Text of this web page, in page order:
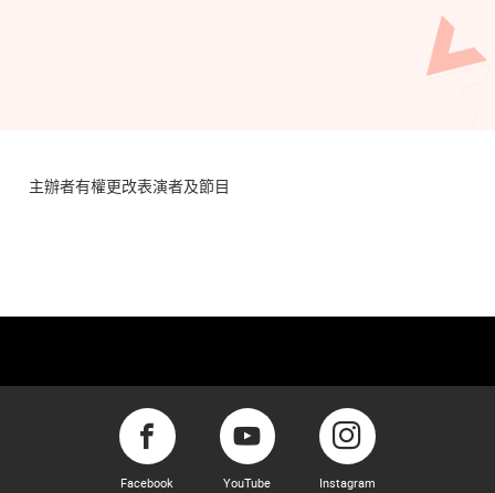
主辦者有權更改表演者及節目
Facebook YouTube Instagram